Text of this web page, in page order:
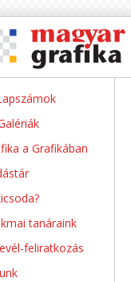
a Grafikában
tanáraink
feliratkozás